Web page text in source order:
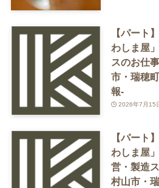
【パート
わしま屋
スのお仕
市・瑞穂
報-
2026年7月15
【パート
わしま屋
営・製造
村山市・